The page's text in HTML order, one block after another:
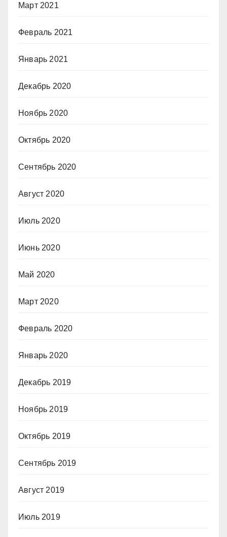
Март 2021
Февраль 2021
Январь 2021
Декабрь 2020
Ноябрь 2020
Октябрь 2020
Сентябрь 2020
Август 2020
Июль 2020
Июнь 2020
Май 2020
Март 2020
Февраль 2020
Январь 2020
Декабрь 2019
Ноябрь 2019
Октябрь 2019
Сентябрь 2019
Август 2019
Июль 2019